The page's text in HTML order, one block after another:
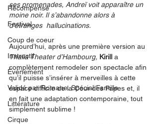
Récompense
Festival
Coup de coeur
Instructif
Événement
Validé par Romane. Spécial Famille
Littérature
Cirque
ses promenades, Andreï voit apparaître un
moine noir. Il s’abandonne alors à
d’étranges  hallucinations.
Aujourd’hui, après une première version au
Thalia Theater d’Hambourg, Kirill a
complètement remodeler son spectacle afin
qu’il puisse s’insérer à merveilles à cette
espace difficile de la Cour des Papes et, il
en fait une adaptation contemporaine, tout
simplement sublime !